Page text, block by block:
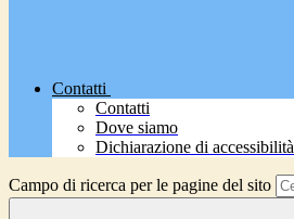
Contatti
Contatti
Dove siamo
Dichiarazione di accessibilità
Campo di ricerca per le pagine del sito